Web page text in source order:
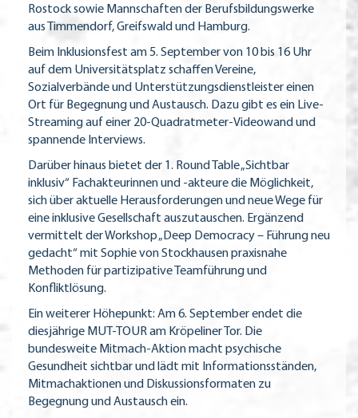
Rostock sowie Mannschaften der Berufsbildungswerke
aus Timmendorf, Greifswald und Hamburg.
Beim Inklusionsfest am 5. September von 10 bis 16 Uhr
auf dem Universitätsplatz schaffen Vereine,
Sozialverbände und Unterstützungsdienstleister einen
Ort für Begegnung und Austausch. Dazu gibt es ein Live-
Streaming auf einer 20-Quadratmeter-Videowand und
spannende Interviews.
Darüber hinaus bietet der 1. Round Table „Sichtbar
inklusiv“ Fachakteurinnen und -akteure die Möglichkeit,
sich über aktuelle Herausforderungen und neue Wege für
eine inklusive Gesellschaft auszutauschen. Ergänzend
vermittelt der Workshop „Deep Democracy – Führung neu
gedacht“ mit Sophie von Stockhausen praxisnahe
Methoden für partizipative Teamführung und
Konfliktlösung.
Ein weiterer Höhepunkt: Am 6. September endet die
diesjährige MUT-TOUR am Kröpeliner Tor. Die
bundesweite Mitmach-Aktion macht psychische
Gesundheit sichtbar und lädt mit Informationsständen,
Mitmachaktionen und Diskussionsformaten zu
Begegnung und Austausch ein.